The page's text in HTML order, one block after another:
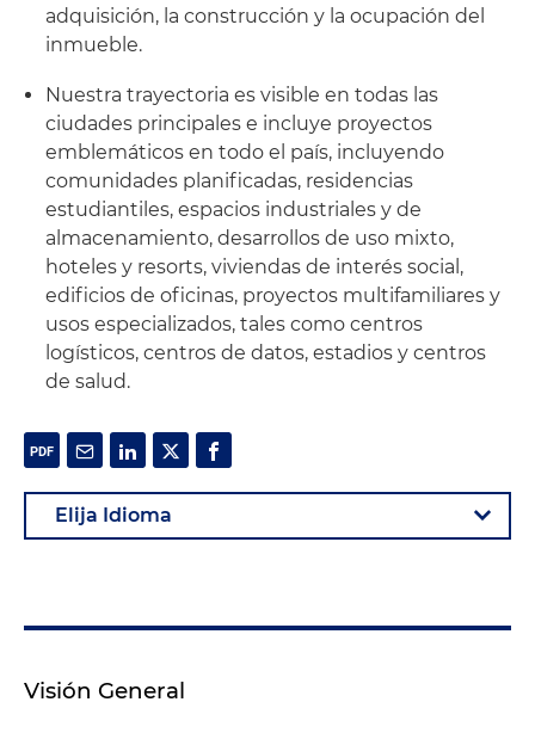
adquisición, la construcción y la ocupación del
inmueble.
Nuestra trayectoria es visible en todas las
ciudades principales e incluye proyectos
emblemáticos en todo el país, incluyendo
comunidades planificadas, residencias
estudiantiles, espacios industriales y de
almacenamiento, desarrollos de uso mixto,
hoteles y resorts, viviendas de interés social,
edificios de oficinas, proyectos multifamiliares y
usos especializados, tales como centros
logísticos, centros de datos, estadios y centros
de salud.
Visión General